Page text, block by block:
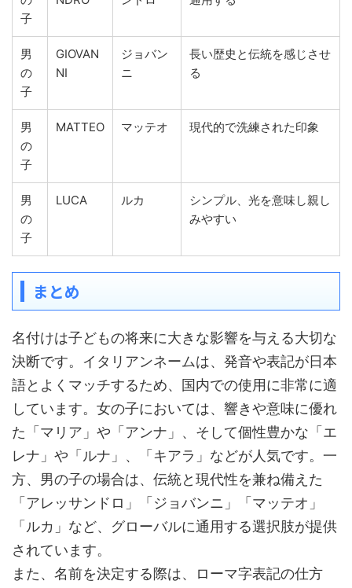
子
男
の
子
GIOVAN
NI
ジョバン
ニ
長い歴史と伝統を感じさせ
る
男
の
子
MATTEO マッテオ 現代的で洗練された印象
男
の
子
LUCA ルカ
シンプル、光を意味し親し
みやすい
まとめ
名付けは子どもの将来に大きな影響を与える大切な
決断です。イタリアンネームは、発音や表記が日本
語とよくマッチするため、国内での使用に非常に適
しています。女の子においては、響きや意味に優れ
た「マリア」や「アンナ」、そして個性豊かな「エ
レナ」や「ルナ」、「キアラ」などが人気です。一
方、男の子の場合は、伝統と現代性を兼ね備えた
「アレッサンドロ」「ジョバンニ」「マッテオ」
「ルカ」など、グローバルに通用する選択肢が提供
されています。
また、名前を決定する際は、ローマ字表記の仕方